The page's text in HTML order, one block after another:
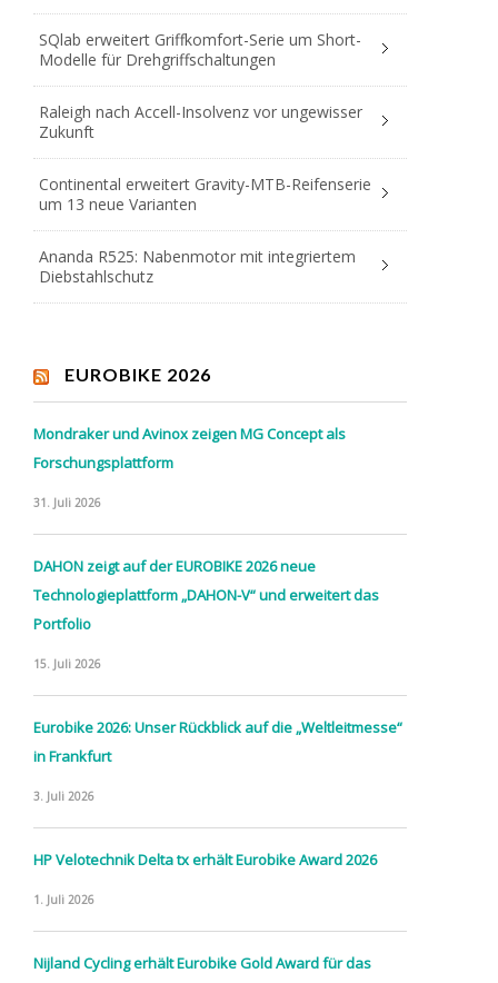
SQlab erweitert Griffkomfort-Serie um Short-
Modelle für Drehgriffschaltungen
Raleigh nach Accell-Insolvenz vor ungewisser
Zukunft
Continental erweitert Gravity-MTB-Reifenserie
um 13 neue Varianten
Ananda R525: Nabenmotor mit integriertem
Diebstahlschutz
EUROBIKE 2026
Mondraker und Avinox zeigen MG Concept als
Forschungsplattform
31. Juli 2026
DAHON zeigt auf der EUROBIKE 2026 neue
Technologieplattform „DAHON-V“ und erweitert das
Portfolio
15. Juli 2026
Eurobike 2026: Unser Rückblick auf die „Weltleitmesse“
in Frankfurt
3. Juli 2026
HP Velotechnik Delta tx erhält Eurobike Award 2026
1. Juli 2026
Nijland Cycling erhält Eurobike Gold Award für das